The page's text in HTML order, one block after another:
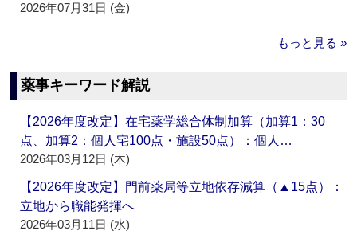
2026年07月31日 (金)
もっと見る »
薬事キーワード解説
【2026年度改定】在宅薬学総合体制加算（加算1：30
点、加算2：個人宅100点・施設50点）：個人…
2026年03月12日 (木)
【2026年度改定】門前薬局等立地依存減算（▲15点）：
立地から職能発揮へ
2026年03月11日 (水)